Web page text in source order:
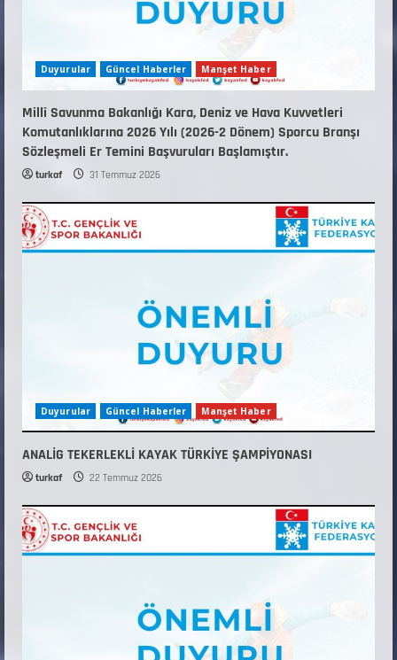
Duyurular Güncel Haberler Manşet Haber
Millî Savunma Bakanlığı Kara, Deniz ve Hava Kuvvetleri
Komutanlıklarına 2026 Yılı (2026-2 Dönem) Sporcu Branşı
Sözleşmeli Er Temini Başvuruları Başlamıştır.
turkaf 31 Temmuz 2026
Duyurular Güncel Haberler Manşet Haber
ANALİG TEKERLEKLİ KAYAK TÜRKİYE ŞAMPİYONASI
turkaf 22 Temmuz 2026